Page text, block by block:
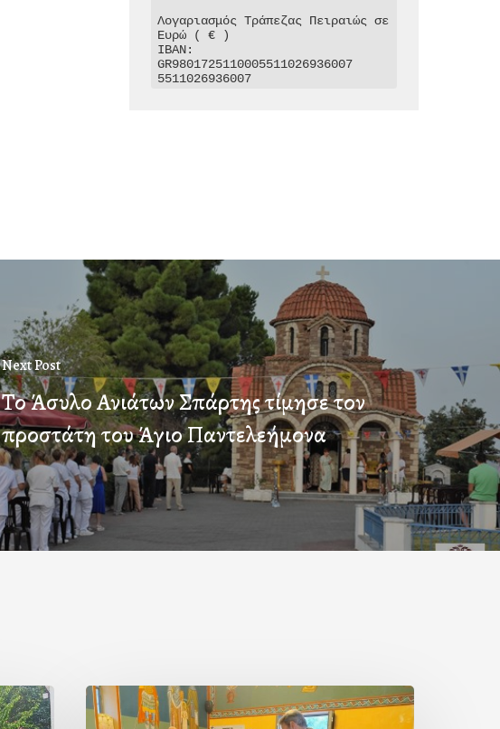
Λογαριασμός Τράπεζας Πειραιώς σε
Ευρώ ( € )
IBAN:
GR9801725110005511026936007
5511026936007
Next Post
Το Άσυλο Ανιάτων Σπάρτης τίμησε τον
προστάτη του Άγιο Παντελεήμονα
Ιερά